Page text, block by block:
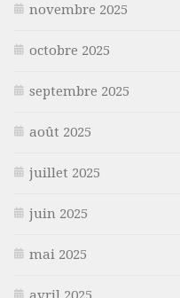
novembre 2025
octobre 2025
septembre 2025
août 2025
juillet 2025
juin 2025
mai 2025